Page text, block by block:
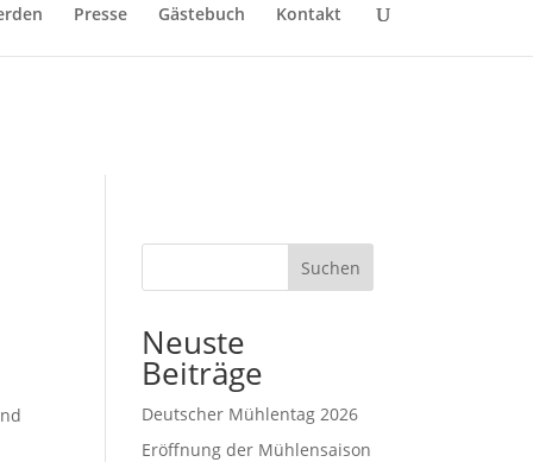
Presse Gästebuch Kontakt
Suchen
Neuste
Beiträge
Deutscher Mühlentag 2026
Eröffnung der Mühlensaison